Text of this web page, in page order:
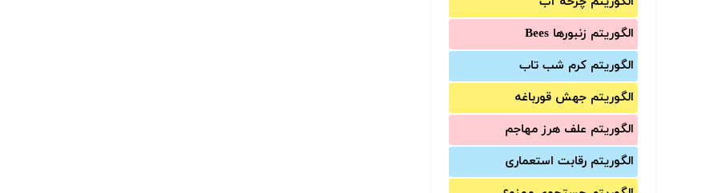
الگوریتم زنبورها Bees
الگوریتم کرم شب تاب
الگوریتم جهش قورباغه
الگوریتم علف هرز مهاجم
الگوریتم رقابت استعماری